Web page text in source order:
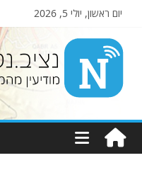
יום ראשון, יולי 5, 2026
Nziv.net
מודיעין
מהמקורות